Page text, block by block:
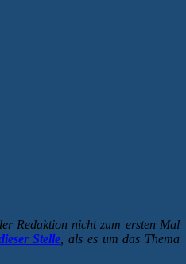
Redaktion nicht zum ersten Mal
Stelle , als es um das Thema